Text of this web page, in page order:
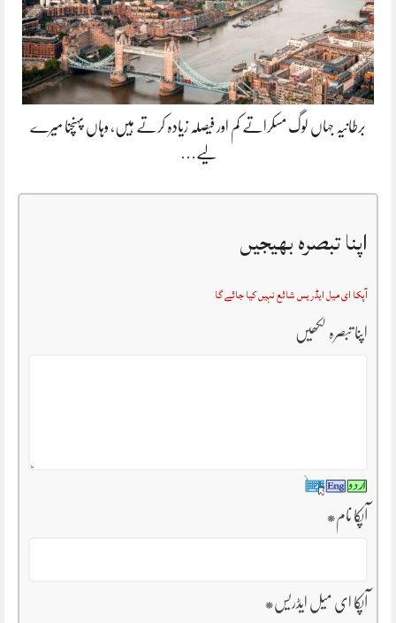
برطانیہ جہاں لوگ مسکراتے کم اور فیصلہ زیادہ کرتے ہیں، وہاں پہنچنا میرے
لیے…
اپنا تبصرہ بھیجیں
آپکا ای میل ایڈریس شائع نہیں کیا جائے گا
اپنا تبصرہ لکھیں
آپکا نام*
آپکا ای میل ایڈریس*